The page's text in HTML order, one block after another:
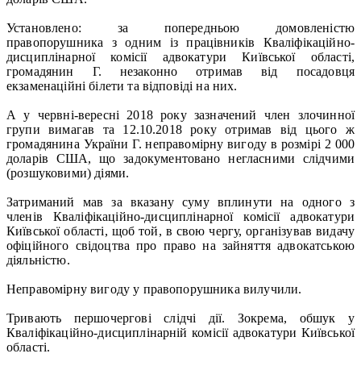
Установлено: за попередньою домовленістю
правопорушника з одним із працівників Кваліфікаційно-
дисциплінарної комісії адвокатури Київської області,
громадянин Г. незаконно отримав від посадовця
екзаменаційні білети та відповіді на них.
А у червні-вересні 2018 року зазначений член злочинної
групи вимагав та 12.10.2018 року отримав від цього ж
громадянина України Г. неправомірну вигоду в розмірі 2 000
доларів США, що задокументовано негласними слідчими
(розшуковими) діями.
Затриманий мав за вказану суму вплинути на одного з
членів Кваліфікаційно-дисциплінарної комісії адвокатури
Київської області, щоб той, в свою чергу, організував видачу
офіційного свідоцтва про право на зайняття адвокатською
діяльністю.
Неправомірну вигоду у правопорушника вилучили.
Тривають першочергові слідчі дії. Зокрема, обшук у
Кваліфікаційно-дисциплінарній комісії адвокатури Київської
області.